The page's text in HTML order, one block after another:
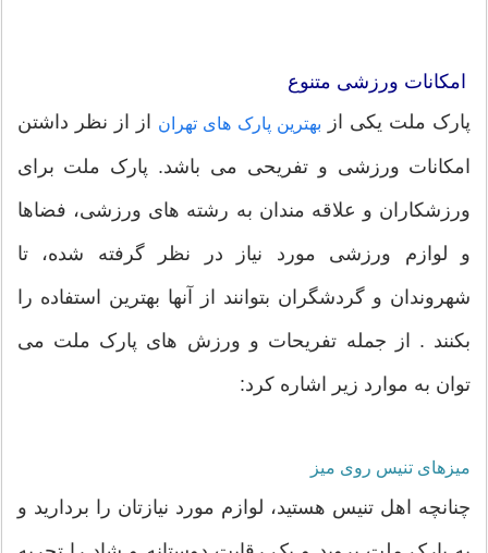
امکانات ورزشی متنوع
پارک ملت یکی از
بهترین پارک های تهران از از نظر داشتن
امکانات ورزشی و تفریحی می باشد. پارک ملت برای
ورزشکاران و علاقه مندان به رشته های ورزشی، فضاها
و لوازم ورزشی مورد نیاز در نظر گرفته شده، تا
شهروندان و گردشگران بتوانند از آنها بهترین استفاده را
بکنند . از جمله تفریحات و ورزش های پارک ملت می
توان به موارد زیر اشاره کرد:
میزهای تنیس روی میز
چنانچه اهل تنیس هستید، لوازم مورد نیازتان را بردارید و